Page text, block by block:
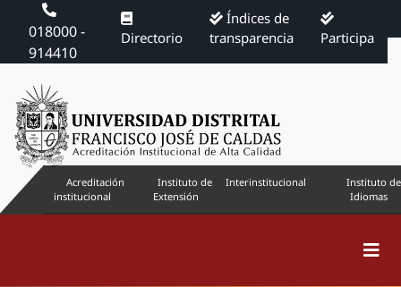
018000 -
914410
Directorio
Índices de
transparencia
Participa
Acreditación
institucional
Instituto de
Extensión
Interinstitucional
Instituto de
Idiomas